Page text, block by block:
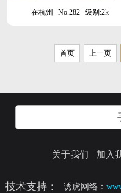
在杭州 No.282 级别:2k
首页 上一页
关于我们 加入
技术支持： 诱虎网络：